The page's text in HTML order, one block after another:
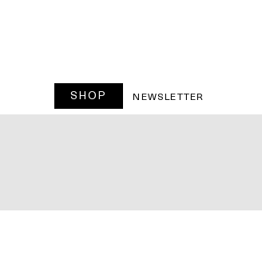
SHOP NEWSLETTER